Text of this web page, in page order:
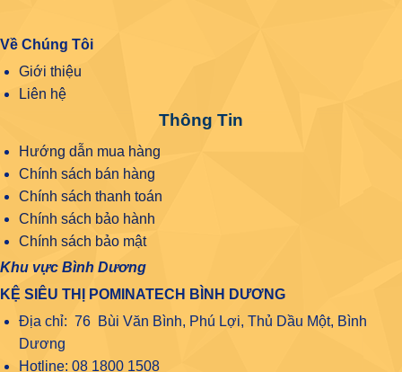
Về Chúng Tôi
Giới thiệu
Liên hệ
Thông Tin
Hướng dẫn mua hàng
Chính sách bán hàng
Chính sách thanh toán
Chính sách bảo hành
Chính sách bảo mật
Khu vực Bình Dương
KỆ SIÊU THỊ POMINATECH BÌNH DƯƠNG
Địa chỉ: 76 Bùi Văn Bình, Phú Lợi, Thủ Dầu Một, Bình
Dương
Hotline: 08 1800 1508